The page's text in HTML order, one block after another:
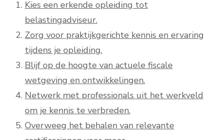
Kies een erkende opleiding tot
belastingadviseur.
Zorg voor praktijkgerichte kennis en ervaring
tijdens je opleiding.
Blijf op de hoogte van actuele fiscale
wetgeving en ontwikkelingen.
Netwerk met professionals uit het werkveld
om je kennis te verbreden.
Overweeg het behalen van relevante